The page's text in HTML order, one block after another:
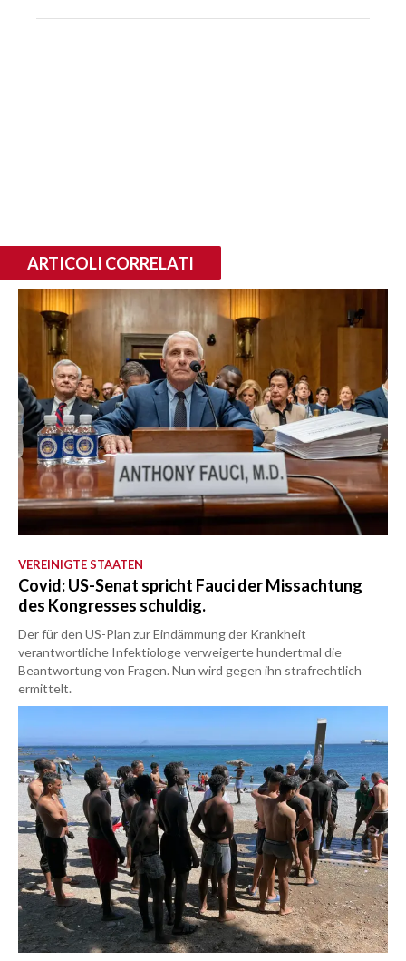
ARTICOLI CORRELATI
VEREINIGTE STAATEN
Covid: US-Senat spricht Fauci der Missachtung
des Kongresses schuldig.
Der für den US-Plan zur Eindämmung der Krankheit
verantwortliche Infektiologe verweigerte hundertmal die
Beantwortung von Fragen. Nun wird gegen ihn strafrechtlich
ermittelt.